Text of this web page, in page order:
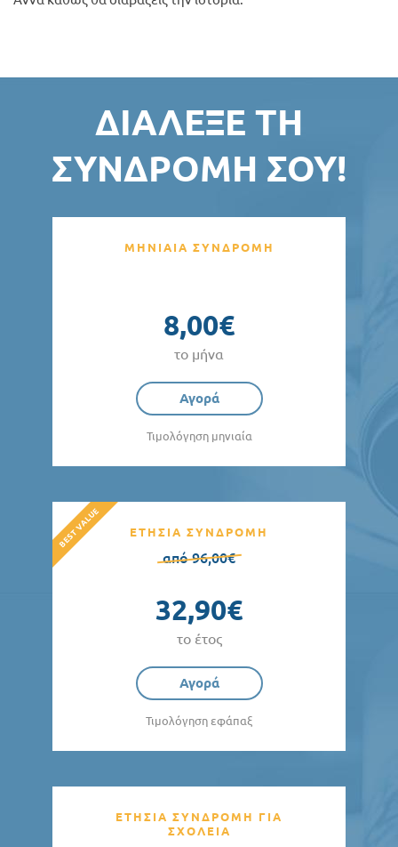
ΔΙΆΛΕΞΕ ΤΗ
ΣΥΝΔΡΟΜΉ ΣΟΥ!
ΜΗΝΙΑΙΑ ΣΥΝΔΡΟΜΗ
8,00€
το μήνα
Αγορά
Τιμολόγηση μηνιαία
ΕΤΗΣΙΑ ΣΥΝΔΡΟΜΗ
από 96,00€
32,90€
το έτος
Αγορά
Τιμολόγηση εφάπαξ
ΕΤΗΣΙΑ ΣΥΝΔΡΟΜΗ ΓΙΑ
ΣΧΟΛΕΙΑ